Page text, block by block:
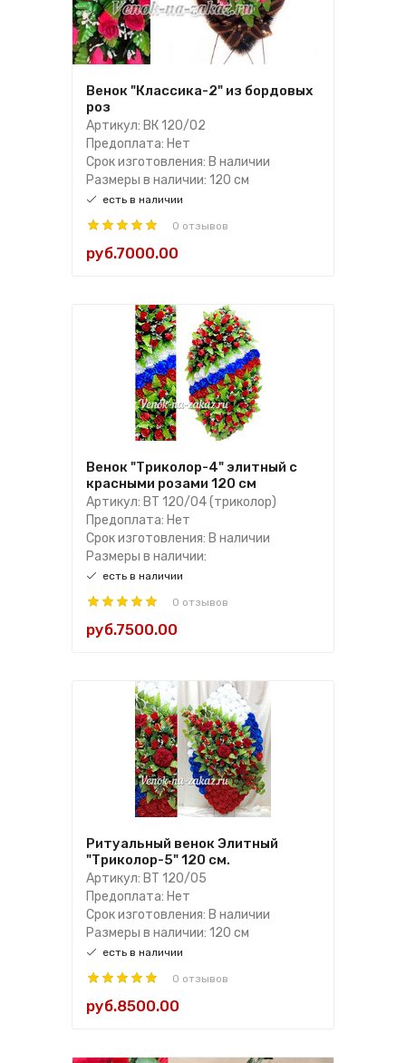
Венок "Классика-2" из бордовых
роз
Артикул: ВК 120/02
Предоплата: Нет
Срок изготовления: В наличии
Размеры в наличии: 120 см
есть в наличии
0 отзывов
руб.7000.00
Венок "Триколор-4" элитный с
красными розами 120 см
Артикул: ВТ 120/04 (триколор)
Предоплата: Нет
Срок изготовления: В наличии
Размеры в наличии:
есть в наличии
0 отзывов
руб.7500.00
Ритуальный венок Элитный
"Триколор-5" 120 см.
Артикул: ВТ 120/05
Предоплата: Нет
Срок изготовления: В наличии
Размеры в наличии: 120 см
есть в наличии
0 отзывов
руб.8500.00